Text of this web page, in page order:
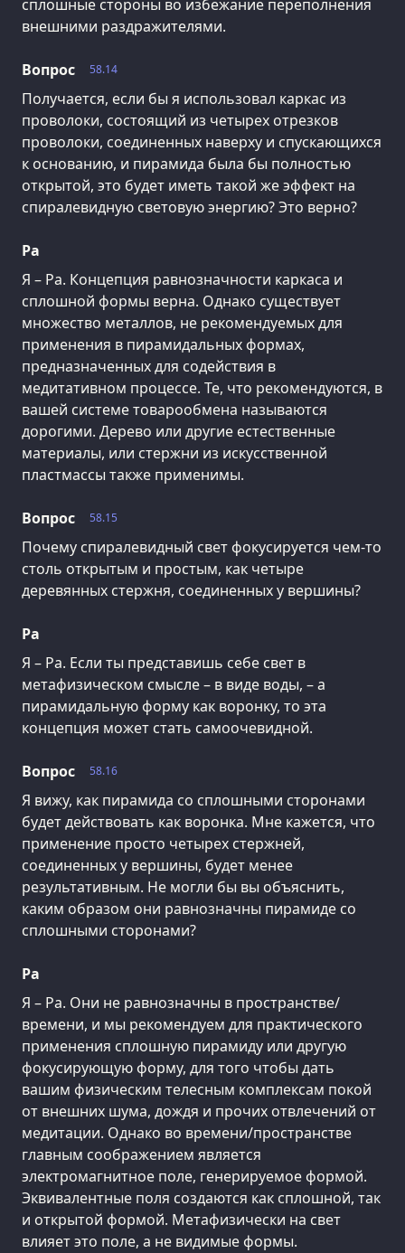
сплошные стороны во избежание переполнения
внешними раздражителями.
58.14
Вопрос
Получается, если бы я использовал каркас из
проволоки, состоящий из четырех отрезков
проволоки, соединенных наверху и спускающихся
к основанию, и пирамида была бы полностью
открытой, это будет иметь такой же эффект на
спиралевидную световую энергию? Это верно?
Ра
Я – Ра. Концепция равнозначности каркаса и
сплошной формы верна. Однако существует
множество металлов, не рекомендуемых для
применения в пирамидальных формах,
предназначенных для содействия в
медитативном процессе. Те, что рекомендуются, в
вашей системе товарообмена называются
дорогими. Дерево или другие естественные
материалы, или стержни из искусственной
пластмассы также применимы.
58.15
Вопрос
Почему спиралевидный свет фокусируется чем-то
столь открытым и простым, как четыре
деревянных стержня, соединенных у вершины?
Ра
Я – Ра. Если ты представишь себе свет в
метафизическом смысле – в виде воды, – а
пирамидальную форму как воронку, то эта
концепция может стать самоочевидной.
58.16
Вопрос
Я вижу, как пирамида со сплошными сторонами
будет действовать как воронка. Мне кажется, что
применение просто четырех стержней,
соединенных у вершины, будет менее
результативным. Не могли бы вы объяснить,
каким образом они равнозначны пирамиде со
сплошными сторонами?
Ра
Я – Ра. Они не равнозначны в пространстве/
времени, и мы рекомендуем для практического
применения сплошную пирамиду или другую
фокусирующую форму, для того чтобы дать
вашим физическим телесным комплексам покой
от внешних шума, дождя и прочих отвлечений от
медитации. Однако во времени/пространстве
главным соображением является
электромагнитное поле, генерируемое формой.
Эквивалентные поля создаются как сплошной, так
и открытой формой. Метафизически на свет
влияет это поле, а не видимые формы.